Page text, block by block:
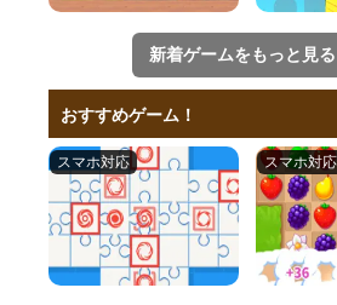
新着ゲームをもっと見る
おすすめゲーム！